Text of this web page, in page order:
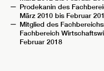
Prodekanin des
März 2010 bis Februar
Mitglied des
Fachbereich
Februar 2018